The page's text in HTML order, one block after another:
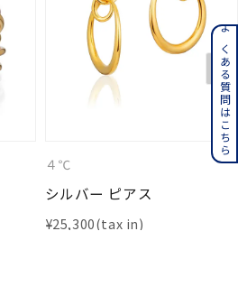
４℃
シルバー ピアス
¥25,300
よくある質問はこちら